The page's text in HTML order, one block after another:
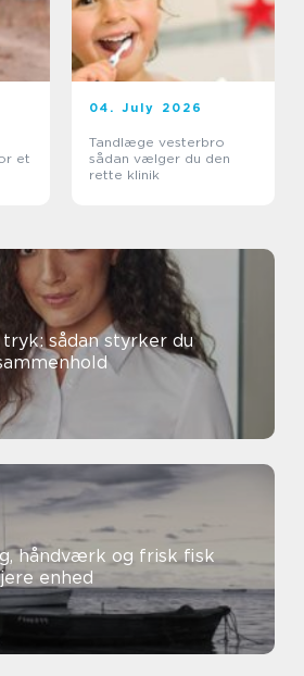
et
04. July 2026
Tandlæge vesterbro
sådan vælger du den
rette klinik
sådan styrker du
håndværk og frisk fisk
enhed